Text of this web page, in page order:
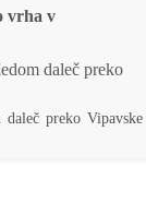
vrha v
preko Vipavske